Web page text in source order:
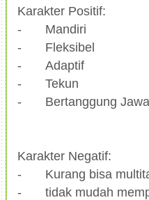
Karakter Positif:
-
Mandiri
-
Fleksibel
-
Adaptif
-
Tekun
-
Bertanggung
Karakter Negatif:
-
Kurang bisa
-
tidak mudah